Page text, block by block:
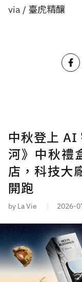
via / 臺虎精釀
中秋登上 AI
河》中秋禮
店，科技大
開跑
by La Vie 2026-